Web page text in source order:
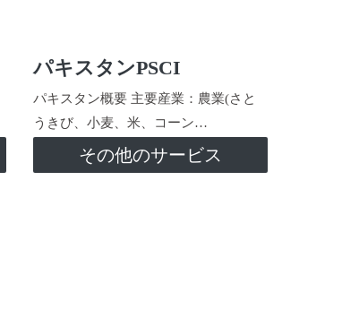
パキスタンPSCI
パキスタン概要 主要産業：農業(さと
うきび、小麦、米、コーン…
その他のサービス